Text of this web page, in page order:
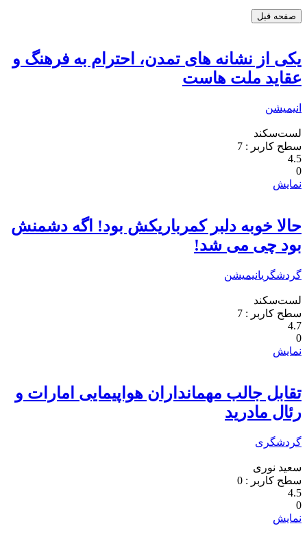
صفحه قبل
یکی از نشانه های تمدن، احترام به فرهنگ و
عقاید ملت هاست
انیمیشن
لست‌سکند
سطح کاربر : 7
4.5
0
نمایش
حالا خوبه دلبر کمرباریکش بود! اگه دشمنش
بود چی می شد!
گردشگریانیمیشن
لست‌سکند
سطح کاربر : 7
4.7
0
نمایش
تقابل جالب مهمانداران هواپیمایی امارات و
رئال مادرید
گردشگری
سعید نوری
سطح کاربر : 0
4.5
0
نمایش